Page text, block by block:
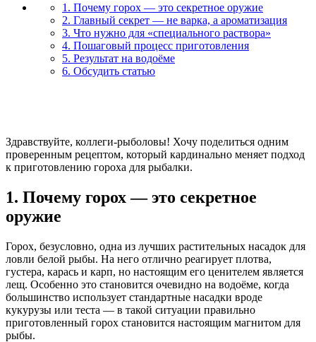
1. Почему горох — это секретное оружие
2. Главный секрет — не варка, а ароматизация
3. Что нужно для «специального раствора»
4. Пошаговый процесс приготовления
5. Результат на водоёме
6. Обсудить статью
Здравствуйте, коллеги-рыболовы! Хочу поделиться одним
проверенным рецептом, который кардинально меняет подход
к приготовлению гороха для рыбалки.
1. Почему горох — это секретное
оружие
Горох, безусловно, одна из лучших растительных насадок для
ловли белой рыбы. На него отлично реагирует плотва,
густера, карась и карп, но настоящим его ценителем является
лещ. Особенно это становится очевидно на водоёме, когда
большинство использует стандартные насадки вроде
кукурузы или теста — в такой ситуации правильно
приготовленный горох становится настоящим магнитом для
рыбы.